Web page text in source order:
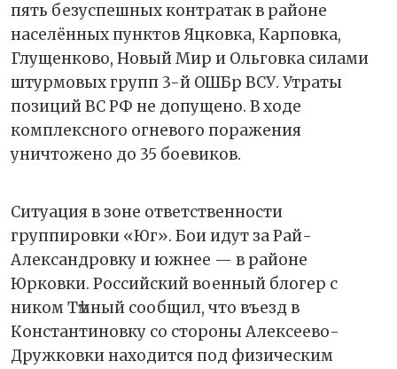
пять безуспешных контратак в районе
населённых пунктов Яцковка, Карповка,
Глущенково, Новый Мир и Ольговка силами
штурмовых групп 3-й ОШБр ВСУ. Утраты
позиций ВС РФ не допущено. В ходе
комплексного огневого поражения
уничтожено до 35 боевиков.
Ситуация в зоне ответственности
группировки «Юг». Бои идут за Рай-
Александровку и южнее — в районе
Юрковки. Российский военный блогер с
ником Тѣмный сообщил, что въезд в
Константиновку со стороны Алексеево-
Дружковки находится под физическим